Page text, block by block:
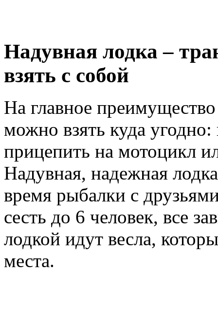
Надувная лодка –
взять с собой
На главное
можно взять куда
прицепить на мотоцикл
Надувная, надежная
время рыбалки с
сесть до 6 человек, все
лодкой идут весла,
места.